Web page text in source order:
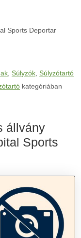
központokba
lehetőség akár 20
műanyagból
eltávolításának
rendelkező
mérete: 14,5 x
20 kg maximális
vagy klubos
Sports Deportar
Súlyzók Súlyzótartó
kategóriában
állvány
Sports